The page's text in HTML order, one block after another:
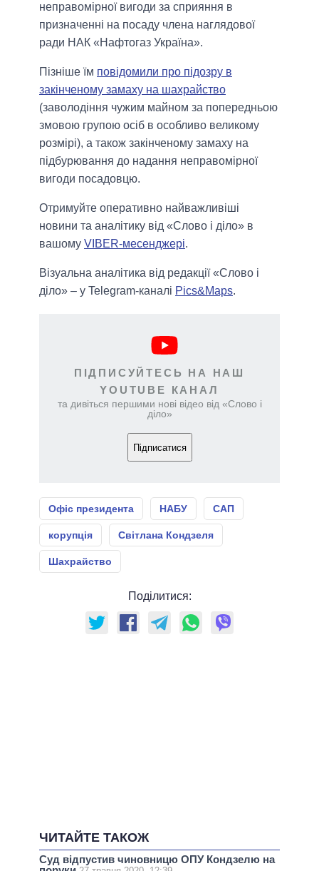
неправомірної вигоди за сприяння в
призначенні на посаду члена наглядової
ради НАК «Нафтогаз Україна».
Пізніше їм повідомили про підозру в
закінченому замаху на шахрайство
(заволодіння чужим майном за попередньою
змовою групою осіб в особливо великому
розмірі), а також закінченому замаху на
підбурювання до надання неправомірної
вигоди посадовцю.
Отримуйте оперативно найважливіші
новини та аналітику від «Слово і діло» в
вашому VIBER-месенджері.
Візуальна аналітика від редакції «Слово і
діло» – у Telegram-каналі Pics&Maps.
ПІДПИСУЙТЕСЬ НА НАШ
YOUTUBE КАНАЛ
та дивіться першими нові відео від «Слово і
діло»
Підписатися
Офіс президента НАБУ САП
корупція Світлана Кондзеля
Шахрайство
Поділитися:
ЧИТАЙТЕ ТАКОЖ
Суд відпустив чиновницю ОПУ Кондзелю на